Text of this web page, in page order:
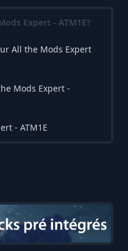
Expert - ATM1E?
All the Mods Expert
Mods Expert -
- ATM1E